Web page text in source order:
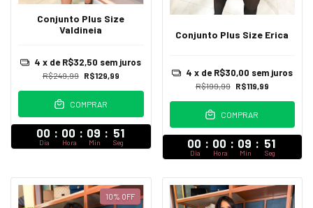
Conjunto Plus Size
Valdineia
R$249,99 R$129,99
4 x de R$32,50 sem juros
COMPRAR
00 : 00 : 09 : 47
Dia Hora Min Seg
Conjunto Plus Size Erica
R$199,99 R$119,99
4 x de R$30,00 sem juros
COMPRAR
00 : 00 : 09 : 47
Dia Hora Min Seg
10% OFF